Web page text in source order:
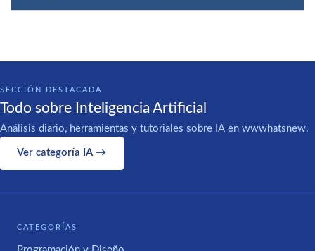
SECCIÓN DESTACADA
Todo sobre Inteligencia Artificial
Análisis diario, herramientas y tutoriales sobre IA en wwwhatsnew.
Ver categoría IA →
CATEGORÍAS